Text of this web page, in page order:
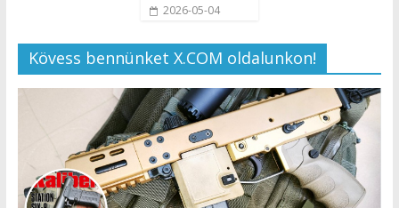
2026-05-04
Kövess bennünket X.COM oldalunkon!